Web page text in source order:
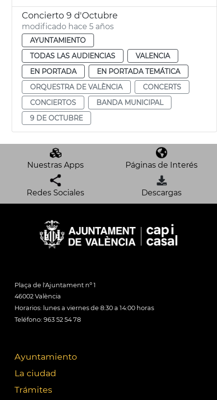
Concierto 9 d'Octubre
modificado hace 5 años
AYUNTAMIENTO
TODAS LAS AUDIENCIAS
VALENCIA
EN PORTADA
EN PORTADA TEMÁTICA
ORQUESTRA DE VALÈNCIA
CONCERTS
CONCIERTOS
BANDA MUNICIPAL
9 DE OCTUBRE
Nuestras Apps Páginas de Interés
Redes Sociales Descargas
Plaça de l'Ajuntament nº 1
46002 València
Horarios: lunes a viernes de 8:30 a 14:00 horas
Teléfono: 963 52 54 78
Ayuntamiento
La ciudad
Trámites